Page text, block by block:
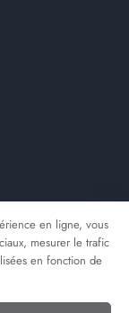
en ligne, vous
mesurer le trafic
en fonction de